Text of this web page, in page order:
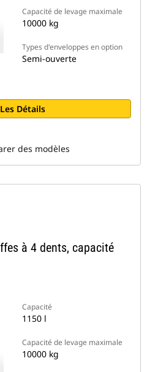
Capacité de levage maximale
10000 kg
Types d'enveloppes en option
Semi-ouverte
Détails
des modèles
à 4 dents, capacité
Capacité
1150 l
Capacité de levage maximale
10000 kg